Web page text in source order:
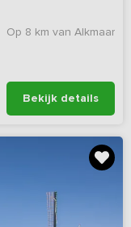
Op 8 km van Alkmaar
Bekijk details